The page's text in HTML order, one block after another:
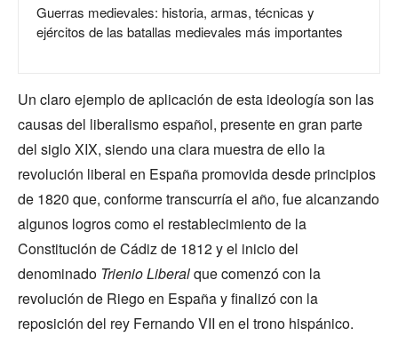
Guerras medievales: historia, armas, técnicas y
ejércitos de las batallas medievales más importantes
Un claro ejemplo de aplicación de esta ideología son las
causas del liberalismo español, presente en gran parte
del siglo XIX, siendo una clara muestra de ello la
revolución liberal en España promovida desde principios
de 1820 que, conforme transcurría el año, fue alcanzando
algunos logros como el restablecimiento de la
Constitución de Cádiz de 1812 y el inicio del
denominado Trienio Liberalque comenzó con la
revolución de Riego en España y finalizó con la
reposición del rey Fernando VII en el trono hispánico.